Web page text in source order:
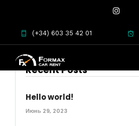
(+34) 603 35 42 01
Recent Posts
Hello world!
Июнь 29, 2023